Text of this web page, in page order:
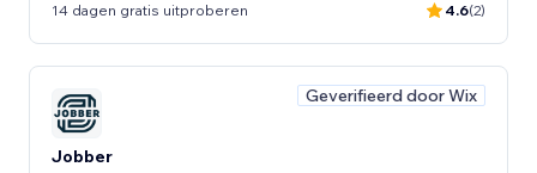
14 dagen gratis uitproberen 4.6(2)
Geverifieerd door Wix
Jobber